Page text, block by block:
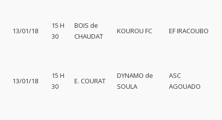
13/01/18
15 H
30
BOIS de
CHAUDAT
KOUROU FC EF IRACOUBO
13/01/18
15 H
30
E. COURAT
DYNAMO de
SOULA
ASC
AGOUADO